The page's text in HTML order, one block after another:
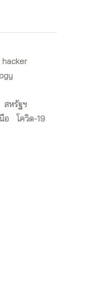
hacker
สหรัฐฯ
อ โควิด-19